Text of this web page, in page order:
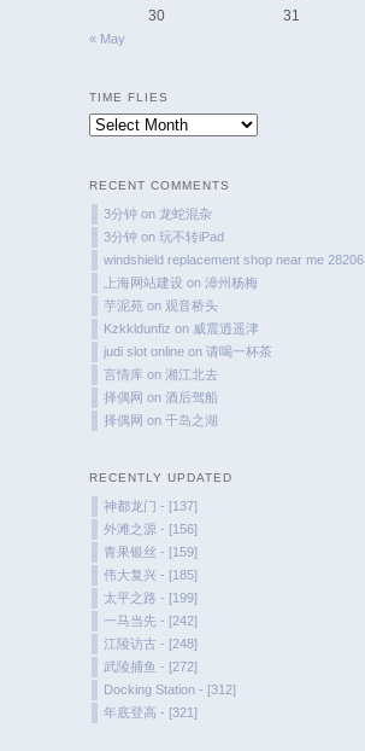
30
31
« May
TIME FLIES
Time
RECENT COMMENTS
3分钟 on 龙蛇混杂
3分钟 on玩不转iPad
windshield replacement shop near me 28206
上海网站建设 on漳州杨梅
芋泥苑 on 观音桥头
Kzkkldunfiz on 威震逍遥津
judi slot online on请喝一杯茶
言情库 on湘江北去
择偶网 on酒后驾船
择偶网 on千岛之湖
RECENTLY UPDATED
神都龙门 - [137]
外滩之源 - [156]
青果银丝 - [159]
伟大复兴 - [185]
太平之路 - [199]
一马当先 - [242]
江陵访古 - [248]
武陵捕鱼 - [272]
Docking Station - [312]
年底登高 - [321]